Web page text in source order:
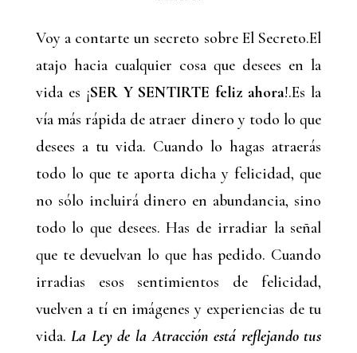
Voy a contarte un secreto sobre El Secreto.El
atajo hacia cualquier cosa que desees en la
vida es ¡SER Y SENTIRTE feliz ahora!.Es la
vía más rápida de atraer dinero y todo lo que
desees a tu vida. Cuando lo hagas atraerás
todo lo que te aporta dicha y felicidad, que
no sólo incluirá dinero en abundancia, sino
todo lo que desees. Has de irradiar la señal
que te devuelvan lo que has pedido. Cuando
irradias esos sentimientos de felicidad,
vuelven a tí en imágenes y experiencias de tu
vida.La Ley de la Atracción está reflejando tus